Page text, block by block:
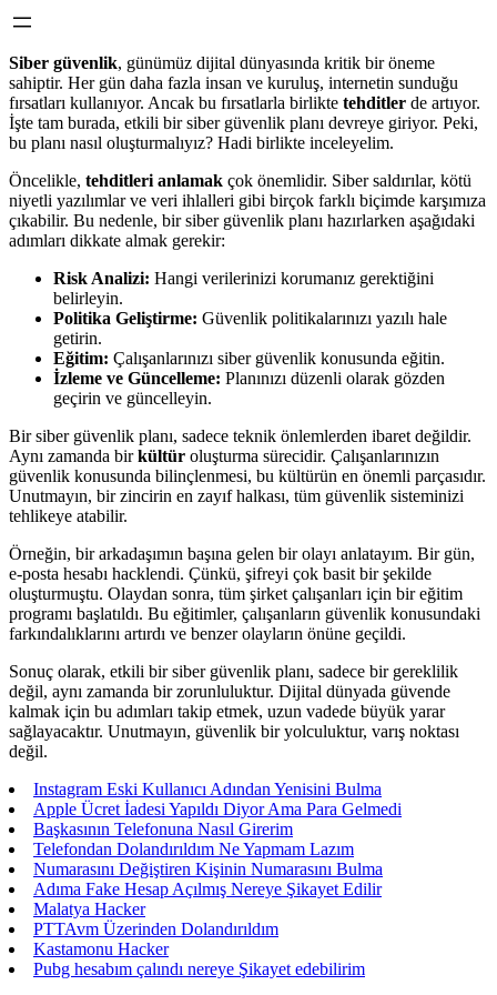
Siber güvenlik, günümüz dijital dünyasında kritik bir öneme
sahiptir. Her gün daha fazla insan ve kuruluş, internetin sunduğu
fırsatları kullanıyor. Ancak bu fırsatlarla birlikte tehditler de artıyor.
İşte tam burada, etkili bir siber güvenlik planı devreye giriyor. Peki,
bu planı nasıl oluşturmalıyız? Hadi birlikte inceleyelim.
Öncelikle, tehditleri anlamak çok önemlidir. Siber saldırılar, kötü
niyetli yazılımlar ve veri ihlalleri gibi birçok farklı biçimde karşımıza
çıkabilir. Bu nedenle, bir siber güvenlik planı hazırlarken aşağıdaki
adımları dikkate almak gerekir:
Risk Analizi: Hangi verilerinizi korumanız gerektiğini
belirleyin.
Politika Geliştirme: Güvenlik politikalarınızı yazılı hale
getirin.
Eğitim: Çalışanlarınızı siber güvenlik konusunda eğitin.
İzleme ve Güncelleme: Planınızı düzenli olarak gözden
geçirin ve güncelleyin.
Bir siber güvenlik planı, sadece teknik önlemlerden ibaret değildir.
Aynı zamanda birkültür oluşturma sürecidir. Çalışanlarınızın
güvenlik konusunda bilinçlenmesi, bu kültürün en önemli parçasıdır.
Unutmayın, bir zincirin en zayıf halkası, tüm güvenlik sisteminizi
tehlikeye atabilir.
Örneğin, bir arkadaşımın başına gelen bir olayı anlatayım. Bir gün,
e-posta hesabı hacklendi. Çünkü, şifreyi çok basit bir şekilde
oluşturmuştu. Olaydan sonra, tüm şirket çalışanları için bir eğitim
programı başlatıldı. Bu eğitimler, çalışanların güvenlik konusundaki
farkındalıklarını artırdı ve benzer olayların önüne geçildi.
Sonuç olarak, etkili bir siber güvenlik planı, sadece bir gereklilik
değil, aynı zamanda bir zorunluluktur. Dijital dünyada güvende
kalmak için bu adımları takip etmek, uzun vadede büyük yarar
sağlayacaktır. Unutmayın, güvenlik bir yolculuktur, varış noktası
değil.
Instagram Eski Kullanıcı Adından Yenisini Bulma
Apple Ücret İadesi Yapıldı Diyor Ama Para Gelmedi
Başkasının Telefonuna Nasıl Girerim
Telefondan Dolandırıldım Ne Yapmam Lazım
Numarasını Değiştiren Kişinin Numarasını Bulma
Adıma Fake Hesap Açılmış Nereye Şikayet Edilir
Malatya Hacker
PTTAvm Üzerinden Dolandırıldım
Kastamonu Hacker
Pubg hesabım çalındı nereye Şikayet edebilirim